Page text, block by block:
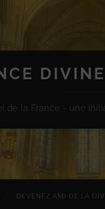
de la France - une
DEVENEZ AMI DE LA